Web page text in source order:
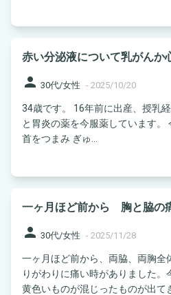
赤い分泌液について乳がんか
person 30代/女性 - 2025/10/20
34歳です。 16年前に出産、授乳
と胃炎の薬を今服薬しています。 今生理中で、なんとなく乳
首をつまみ ぎゅ...
一ヶ月ほど前から 胸と脇の
person 30代/女性 - 2025/11/28
一ヶ月ほど前から、両脇、両胸全
りがわりに痛い時がありました。
黄色いものが混じったものが出て